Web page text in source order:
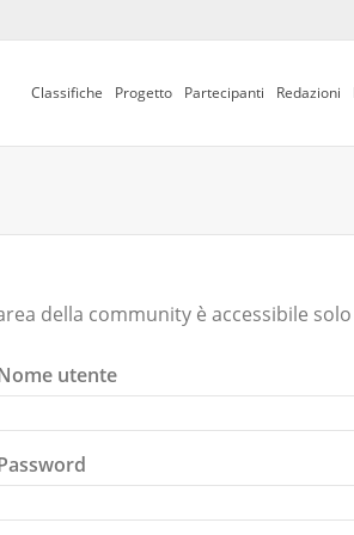
Classifiche Progetto Partecipanti Redazioni
della community è accessibile
utente